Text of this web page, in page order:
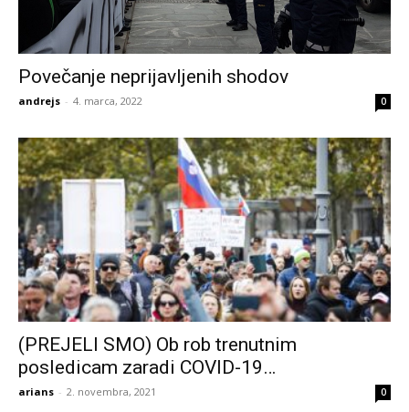
Povečanje neprijavljenih shodov
andrejs - 4. marca, 2022 0
(PREJELI SMO) Ob rob trenutnim
posledicam zaradi COVID-19…
arians - 2. novembra, 2021 0